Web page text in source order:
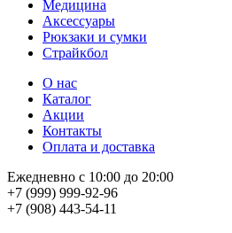
Медицина
Аксессуары
Рюкзаки и сумки
Страйкбол
О нас
Каталог
Акции
Контакты
Оплата и доставка
Ежедневно с 10:00 до 20:00
+7 (999) 999-92-96
+7 (908) 443-54-11